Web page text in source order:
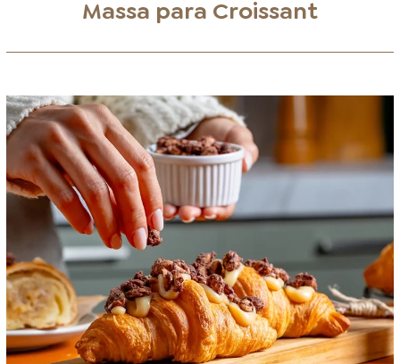
Massa para Croissant